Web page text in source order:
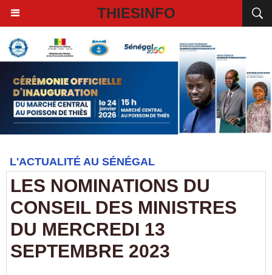
THIESINFO
L'ACTUALITÉ AU SÉNÉGAL
LES NOMINATIONS DU
CONSEIL DES MINISTRES
DU MERCREDI 13
SEPTEMBRE 2023